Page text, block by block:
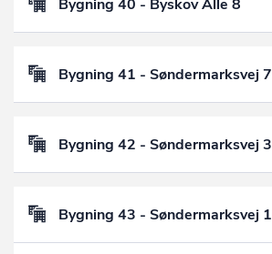
Bygning 40 - Byskov Alle 8
Bygning 41 - Søndermarksvej 7
Bygning 42 - Søndermarksvej 3
Bygning 43 - Søndermarksvej 1